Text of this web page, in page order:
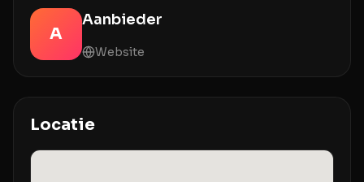
A
Aanbieder
Website
Locatie